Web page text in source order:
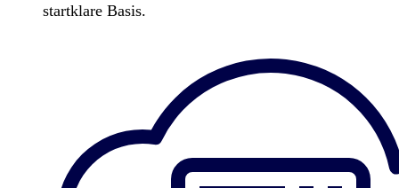
startklare Basis.